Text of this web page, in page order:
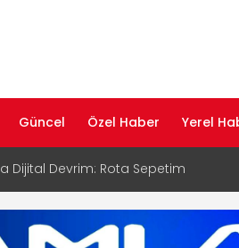
Güncel Özel Haber Yerel
Dijital Devrim: Rota Sepetim
Bölge Müdürü Makam Koltuğunu